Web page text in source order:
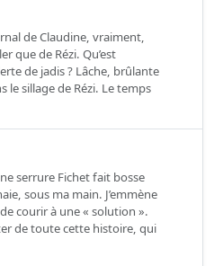
de Claudine, vraiment,
que de Rézi. Qu’est
de jadis ? Lâche, brûlante
le sillage de Rézi. Le temps
serrure Fichet fait bosse
sous ma main. J’emmène
courir à une « solution ».
de toute cette histoire, qui